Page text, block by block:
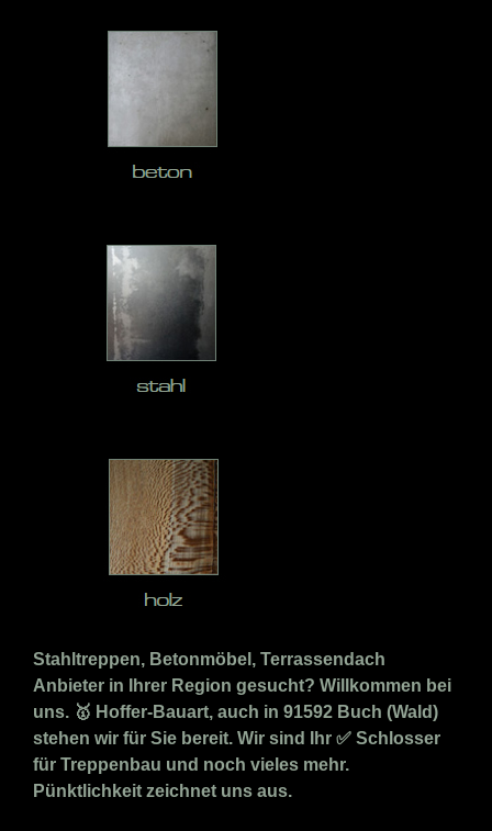
Stahltreppen, Betonmöbel, Terrassendach
Anbieter in Ihrer Region gesucht? Willkommen bei
uns. 🥇 Hoffer-Bauart, auch in 91592 Buch (Wald)
stehen wir für Sie bereit. Wir sind Ihr ✅ Schlosser
für Treppenbau und noch vieles mehr.
Pünktlichkeit zeichnet uns aus.